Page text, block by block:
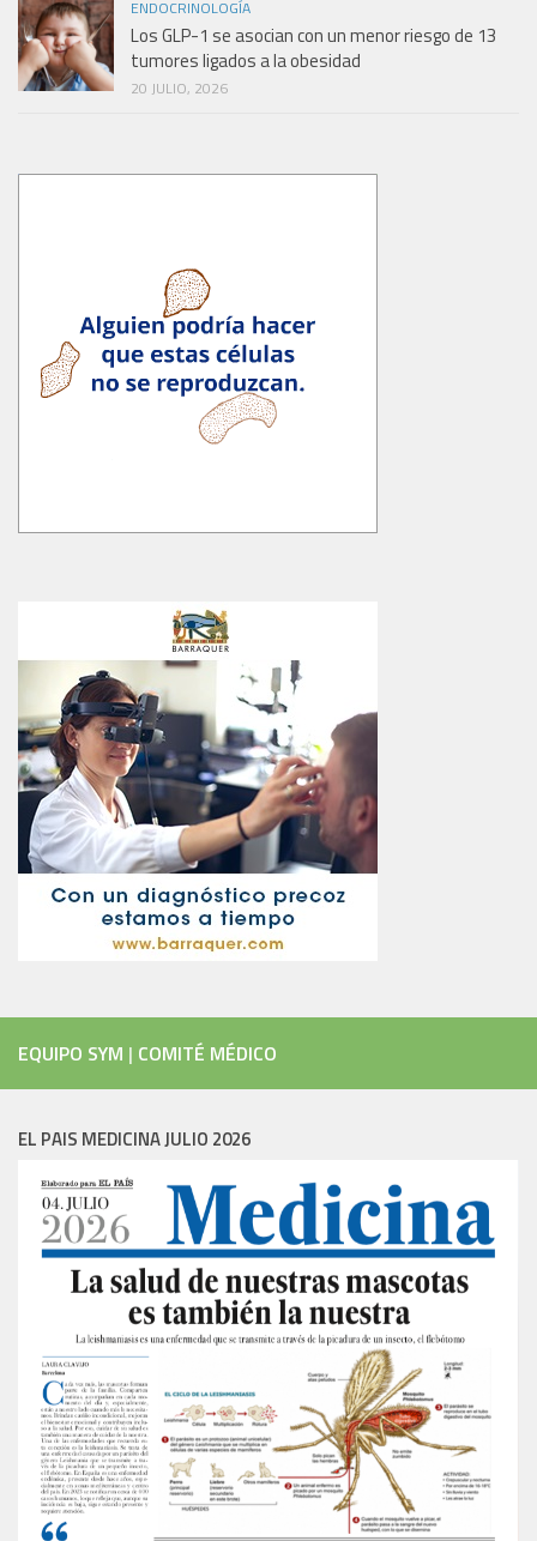
ENDOCRINOLOGÍA
Los GLP-1 se asocian con un menor riesgo de 13
tumores ligados a la obesidad
20 JULIO, 2026
EQUIPO SYM | COMITÉ MÉDICO
EL PAIS MEDICINA JULIO 2026